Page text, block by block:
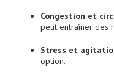
Congestion et
peut entraîner des
Stress et
option.